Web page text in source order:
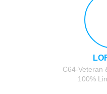
C64-Veteran
100%